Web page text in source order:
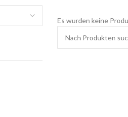
Es wurden keine